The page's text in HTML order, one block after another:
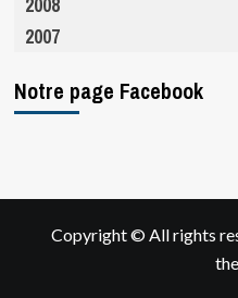
2007
Notre page Facebook
Copyright © All rights